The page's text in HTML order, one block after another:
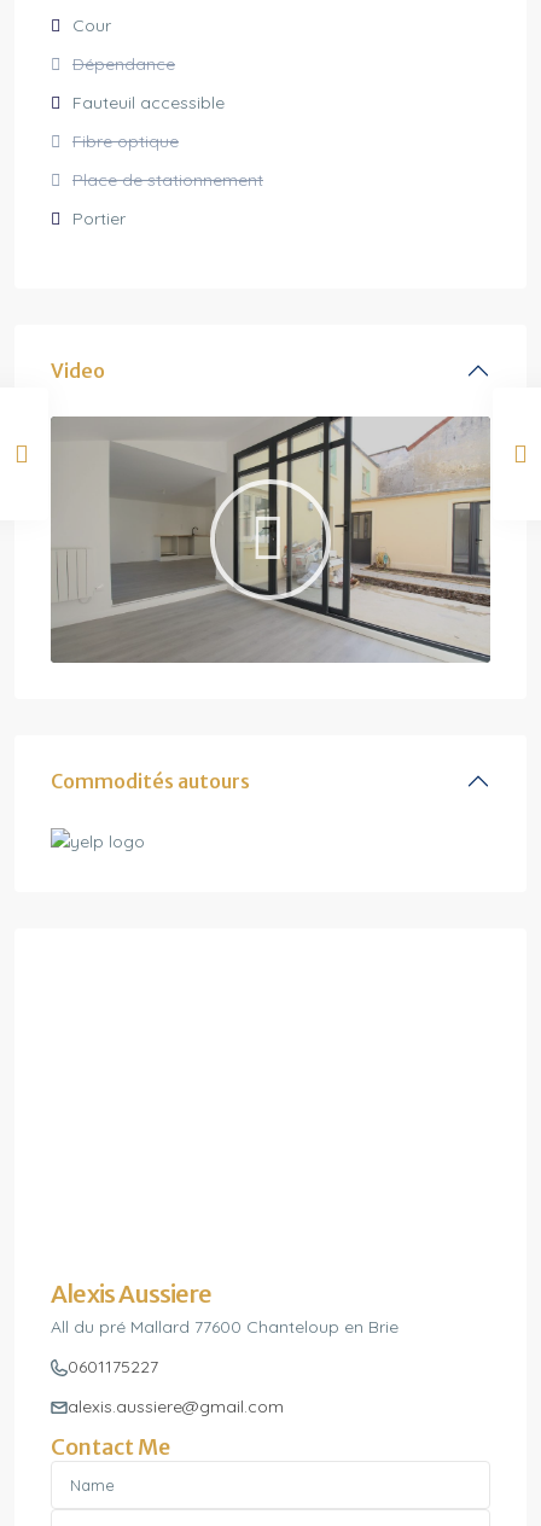
Cour
Dépendance
Fauteuil accessible
Fibre optique
Place de stationnement
Portier
Video
Commodités autours
Alexis Aussiere
All du pré Mallard 77600 Chanteloup en Brie
0601175227
alexis.aussiere@gmail.com
Contact Me